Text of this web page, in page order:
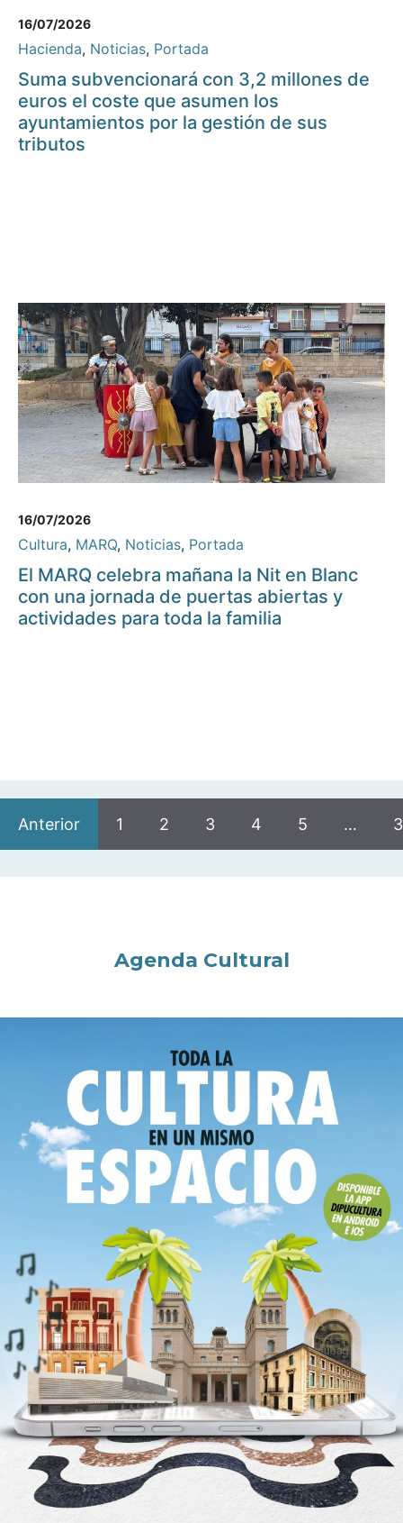
16/07/2026
Hacienda, Noticias, Portada
Suma subvencionará con 3,2 millones de
euros el coste que asumen los
ayuntamientos por la gestión de sus
tributos
16/07/2026
Cultura, MARQ, Noticias, Portada
El MARQ celebra mañana la Nit en Blanc
con una jornada de puertas abiertas y
actividades para toda la familia
Anterior 1 2 3 4 5 …
Agenda Cultural